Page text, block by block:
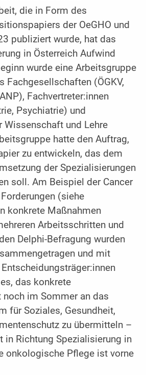
die in Form des
der OeGHO und
publiziert wurde, hat das
in Österreich Aufwind
wurde eine Arbeitsgruppe
Fachgesellschaften (ÖGKV,
Fachvertreter:innen
Psychiatrie) und
Wissenschaft und Lehre
hatte den Auftrag,
zu entwickeln, das dem
der Spezialisierungen
soll. Am Beispiel der Cancer
(siehe
konkrete Maßnahmen
Arbeitsschritten und
Delphi-Befragung wurden
und mit
das konkrete
noch im Sommer an das
für Soziales, Gesundheit,
zu übermitteln –
in Richtung Spezialisierung in
onkologische Pflege ist vorne